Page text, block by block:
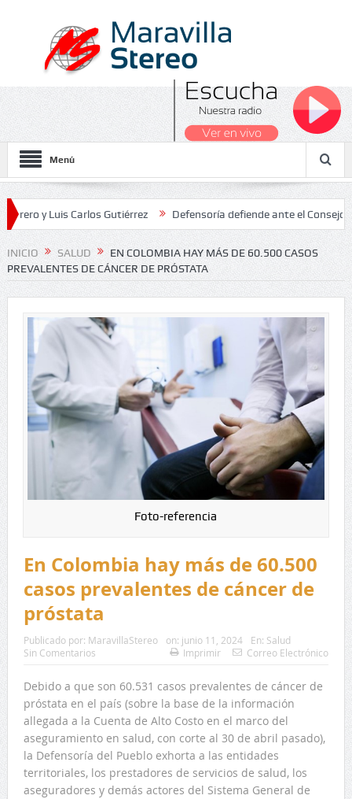
Menú
Carlos Gutiérrez Defensoría defiende ante el Consejo de
Nacionales 2026
INICIO SALUD
EN COLOMBIA HAY MÁS DE 60.500 CASOS
PREVALENTES DE CÁNCER DE PRÓSTATA
Foto-referencia
En Colombia hay más de 60.500
casos prevalentes de cáncer de
próstata
Publicado por: MaravillaStereo on: junio 11, 2024 En: Salud
Sin Comentarios
Imprimir Correo Electrónico
Debido a que son 60.531 casos prevalentes de cáncer de
próstata en el país (sobre la base de la información
allegada a la Cuenta de Alto Costo en el marco del
aseguramiento en salud, con corte al 30 de abril pasado),
la Defensoría del Pueblo exhorta a las entidades
territoriales, los prestadores de servicios de salud, los
aseguradores y demás actores del Sistema General de